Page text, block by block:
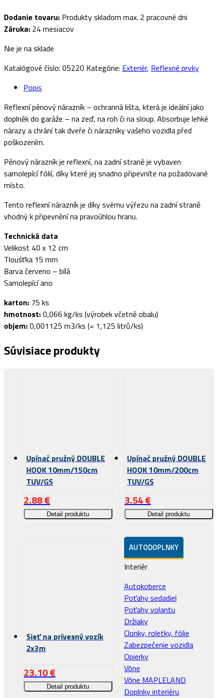
Dodanie tovaru: Produkty skladom max. 2 pracovné dni
Záruka: 24 mesiacov
Nie je na sklade
Katalógové číslo: 05220 Kategórie: Exteriér, Reflexné prvky
Popis
Reflexní pěnový nárazník – ochranná lišta, která je ideální jako
doplněk do garáže – na zeď, na roh či na sloup. Absorbuje lehké
nárazy a chrání tak dveře či nárazníky vašeho vozidla před
poškozením.
Pěnový nárazník je reflexní, na zadní straně je vybaven
samolepící fólií, díky které jej snadno připevníte na požadované
místo.
Tento reflexní nárazník je díky svému výřezu na zadní straně
vhodný k připevnění na pravoúhlou hranu.
Technická data
Velikost 40 x 12 cm
Tloušťka 15 mm
Barva červeno – bílá
Samolepící ano
karton: 75 ks
hmotnost:0,066 kg/ks (výrobek včetně obalu)
objem:0,001125 m3/ks (= 1,125 litrů/ks)
Súvisiace produkty
Upínač pružný DOUBLE
HOOK 10mm/150cm
TUV/GS
2.88€
Detail produktu
Upínač pružný DOUBLE
HOOK 10mm/200cm
TUV/GS
3.54€
Detail produktu
Sieť na prívesný vozík
2x3m
23.10€
Detail produktu
AUTODOPLNKY
Interiér
Autokoberce
Poťahy sedadiel
Poťahy volantu
Držiaky
Clonky, roletky, fólie
Zabezpečenie vozidla
Opierky
Vône
Vône MAPLELAND
Doplnky interiéru